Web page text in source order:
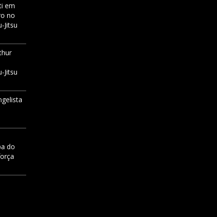
em
no
Jitsu
Jitsu
do